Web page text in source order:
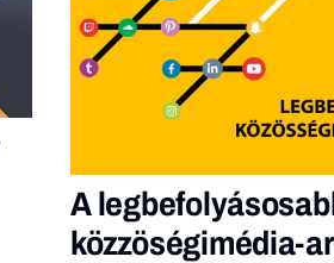
A
közzöségimédia-